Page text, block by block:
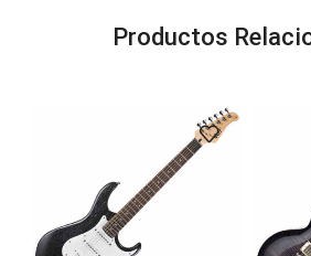
Productos